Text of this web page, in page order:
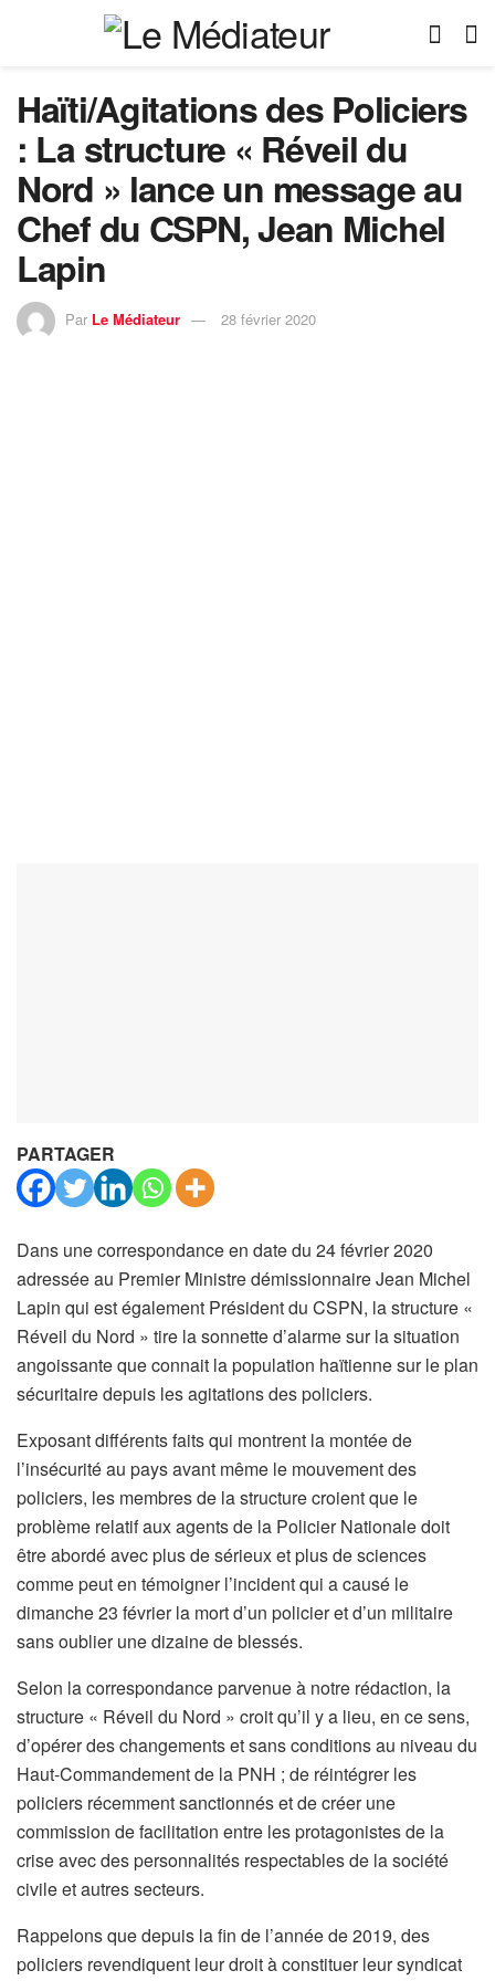
Haïti/Agitations des Policiers
: La structure « Réveil du
Nord » lance un message au
Chef du CSPN, Jean Michel
Lapin
Par Le Médiateur 28 février 2020
PARTAGER
Dans une correspondance en date du 24 février 2020
adressée au Premier Ministre démissionnaire Jean Michel
Lapin qui est également Président du CSPN, la structure «
Réveil du Nord » tire la sonnette d’alarme sur la situation
angoissante que connait la population haïtienne sur le plan
sécuritaire depuis les agitations des policiers.
Exposant différents faits qui montrent la montée de
l’insécurité au pays avant même le mouvement des
policiers, les membres de la structure croient que le
problème relatif aux agents de la Policier Nationale doit
être abordé avec plus de sérieux et plus de sciences
comme peut en témoigner l’incident qui a causé le
dimanche 23 février la mort d’un policier et d’un militaire
sans oublier une dizaine de blessés.
Selon la correspondance parvenue à notre rédaction, la
structure « Réveil du Nord » croit qu’il y a lieu, en ce sens,
d’opérer des changements et sans conditions au niveau du
Haut-Commandement de la PNH ; de réintégrer les
policiers récemment sanctionnés et de créer une
commission de facilitation entre les protagonistes de la
crise avec des personnalités respectables de la société
civile et autres secteurs.
Rappelons que depuis la fin de l’année de 2019, des
policiers revendiquent leur droit à constituer leur syndicat